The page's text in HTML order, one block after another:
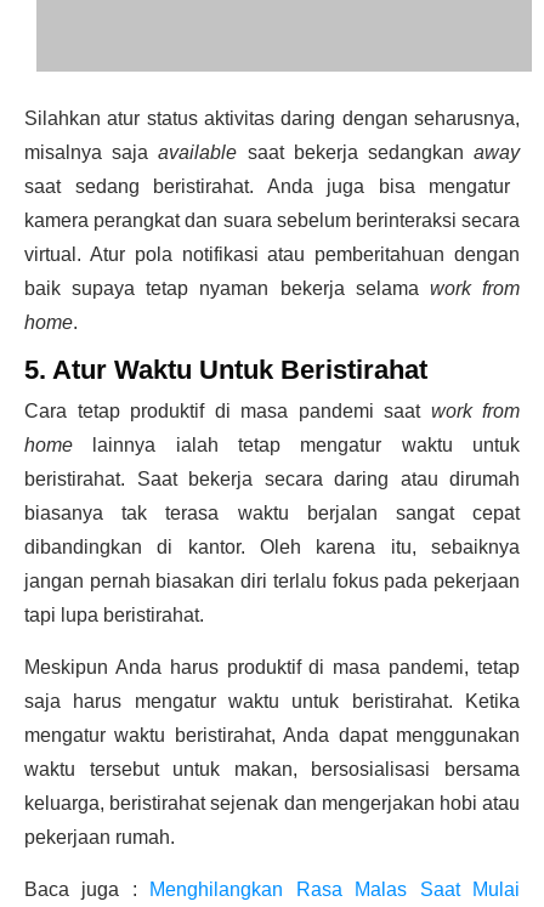
Silahkan atur status aktivitas daring dengan seharusnya,
misalnya sajaavailable saat bekerja sedangkanaway
saat sedang beristirahat. Anda juga bisa mengatur
kamera perangkat dan suara sebelum berinteraksi secara
virtual. Atur pola notifikasi atau pemberitahuan dengan
baik supaya tetap nyaman bekerja selama work from
home.
5. Atur Waktu Untuk Beristirahat
Cara tetap produktif di masa pandemi saat work from
home
lainnya ialah tetap mengatur waktu untuk
beristirahat. Saat bekerja secara daring atau dirumah
biasanya tak terasa waktu berjalan sangat cepat
dibandingkan di kantor. Oleh karena itu, sebaiknya
jangan pernah biasakan diri terlalu fokus pada pekerjaan
tapi lupa beristirahat.
Meskipun Anda harus produktif di masa pandemi, tetap
saja harus mengatur waktu untuk beristirahat. Ketika
mengatur waktu beristirahat, Anda dapat menggunakan
waktu tersebut untuk makan, bersosialisasi bersama
keluarga, beristirahat sejenak dan mengerjakan hobi atau
pekerjaan rumah.
Baca juga :
Menghilangkan Rasa Malas Saat Mulai